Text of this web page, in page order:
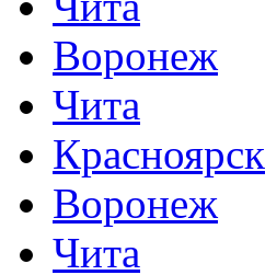
Воронеж
Чита
Красноярск
Воронеж
Чита